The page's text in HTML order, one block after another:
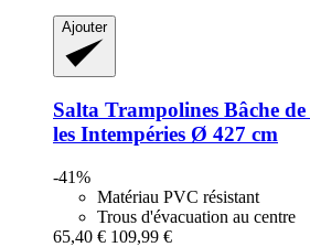
Ajouter
Salta Trampolines Bâche
les Intempéries Ø 427 cm
-41%
Matériau PVC résistant
Trous d'évacuation au centre
65,40 € 109,99 €